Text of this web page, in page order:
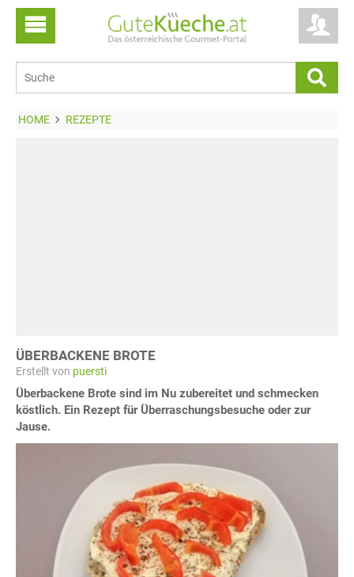
HOME REZEPTE
ÜBERBACKENE BROTE
Erstellt von puersti
Überbackene Brote sind im Nu zubereitet und schmecken
köstlich. Ein Rezept für Überraschungsbesuche oder zur
Jause.